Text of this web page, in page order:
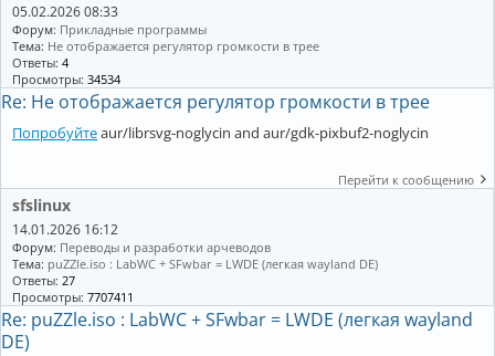
05.02.2026 08:33
Форум: Прикладные программы
Тема: Не отображается регулятор громкости в трее
Ответы: 4
Просмотры: 34534
Re: Не отображается регулятор громкости в трее
Попробуйтеaur/librsvg-noglycin and aur/gdk-pixbuf2-noglycin
Перейти к сообщению
sfslinux
14.01.2026 16:12
Форум: Переводы и разработки арчеводов
Тема: puZZle.iso : LabWC + SFwbar = LWDE (легкая wayland DE)
Ответы: 27
Просмотры: 7707411
Re: puZZle.iso : LabWC + SFwbar = LWDE (легкая wayland
DE)